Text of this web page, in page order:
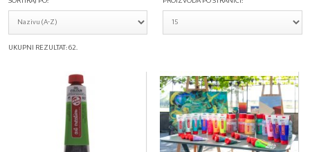
UKUPNI REZULTAT: 62.